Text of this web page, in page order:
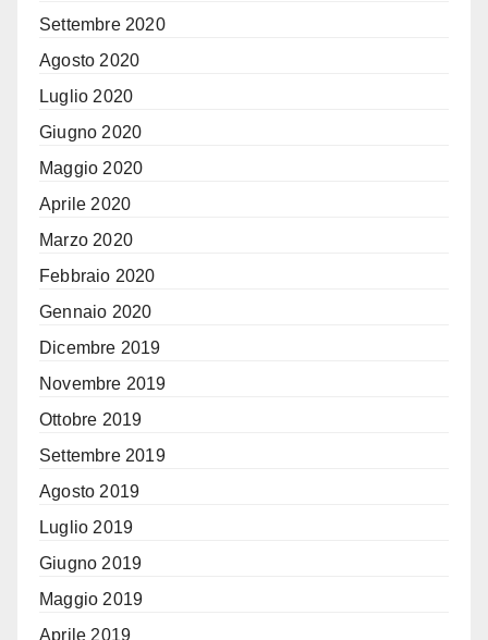
Settembre 2020
Agosto 2020
Luglio 2020
Giugno 2020
Maggio 2020
Aprile 2020
Marzo 2020
Febbraio 2020
Gennaio 2020
Dicembre 2019
Novembre 2019
Ottobre 2019
Settembre 2019
Agosto 2019
Luglio 2019
Giugno 2019
Maggio 2019
Aprile 2019